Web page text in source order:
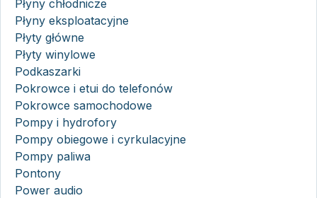
Płyny chłodnicze
Płyny eksploatacyjne
Płyty główne
Płyty winylowe
Podkaszarki
Pokrowce i etui do telefonów
Pokrowce samochodowe
Pompy i hydrofory
Pompy obiegowe i cyrkulacyjne
Pompy paliwa
Pontony
Power audio